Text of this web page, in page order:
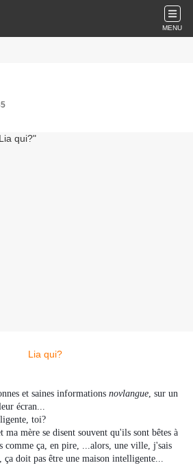
MENU
et saines informations novlangue, sur un
écran...
toi?
ma mère se disent souvent qu'ils sont bêtes à
comme ça, en pire, ...alors, une ville, j'sais
ça doit pas être une maison intelligente...